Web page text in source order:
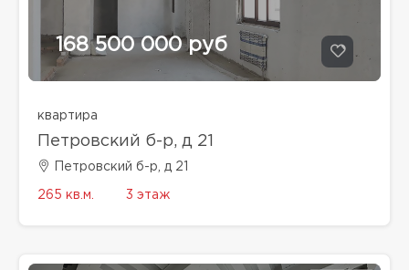
168 500 000 руб
квартира
Петровский б-р, д 21
Петровский б-р, д 21
265 кв.м. 3 этаж